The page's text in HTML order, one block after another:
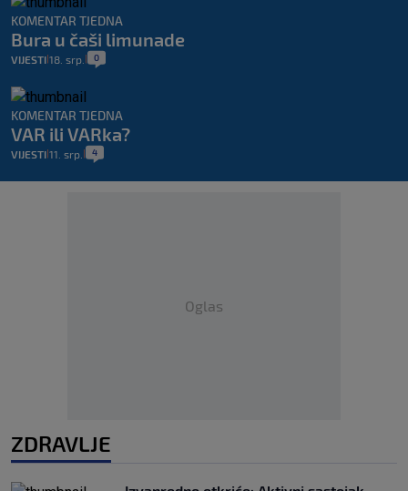
KOMENTAR TJEDNA
Bura u čaši limunade
VIJESTI 18. srp. 0
KOMENTAR TJEDNA
VAR ili VARka?
VIJESTI 11. srp. 4
Oglas
ZDRAVLJE